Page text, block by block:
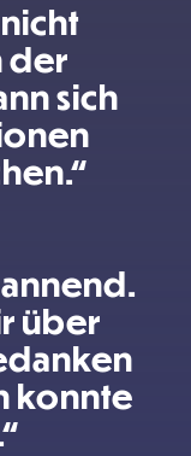
nicht
der
sich
über
konnte